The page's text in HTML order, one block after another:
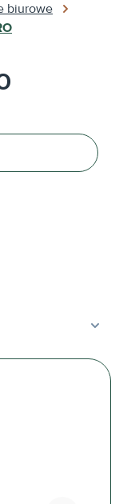
biurowe